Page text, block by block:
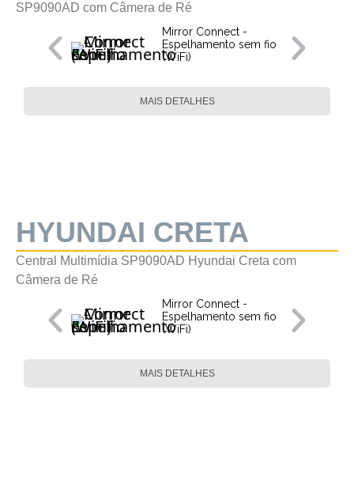
SP9090AD com Câmera de Ré
Mirror Connect -
Espelhamento sem fio
(WiFi)
MAIS DETALHES
HYUNDAI CRETA
Central Multimídia SP9090AD Hyundai Creta com
Câmera de Ré
Mirror Connect -
Espelhamento sem fio
(WiFi)
MAIS DETALHES